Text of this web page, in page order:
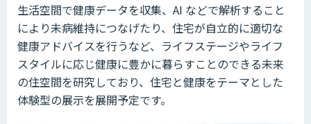
生活空間で健康データを収集、AI などで解析すること
により未病維持につなげたり、住宅が自立的に適切な
健康アドバイスを行うなど、ライフステージやライフ
スタイルに応じ健康に豊かに暮らすことのできる未来
の住空間を研究しており、住宅と健康をテーマとした
体験型の展示を展開予定です。